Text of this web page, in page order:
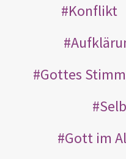
Konflikt
Gottes
Gott im